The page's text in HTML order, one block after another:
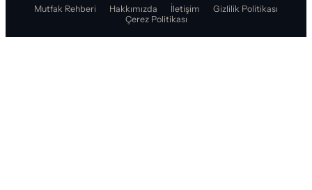
Mutfak Rehberi Hakkımızda İletişim
Gizlilik Politikası
Çerez Politikası